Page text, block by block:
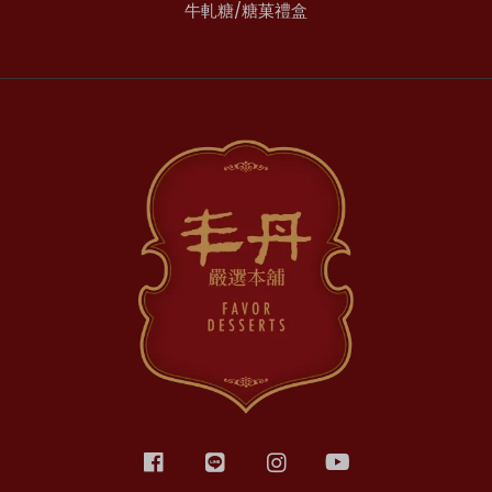
點我加入會員 加入丰丹LINE會員✨
牛軋糖/糖菓禮盒